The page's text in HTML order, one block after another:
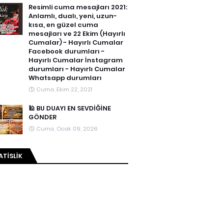
Resimli cuma mesajları 2021:
Anlamlı, dualı, yeni, uzun-
kısa, en güzel cuma
mesajları ve 22 Ekim (Hayırlı
Cumalar) - Hayırlı Cumalar
Facebook durumları -
Hayırlı Cumalar İnstagram
durumları - Hayırlı Cumalar
Whatsapp durumları
Cuma, Ekim 22, 2021
🕌 BU DUAYI EN SEVDİĞİNE
GÖNDER
Cuma, Ocak 09, 2026